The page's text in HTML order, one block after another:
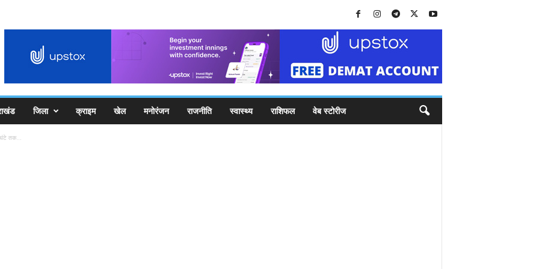
जिला क्राइम खेल मनोरंजन राजनीति स्वास्थ्य राशिफल वेब स्टोरीज
घंटे तक...